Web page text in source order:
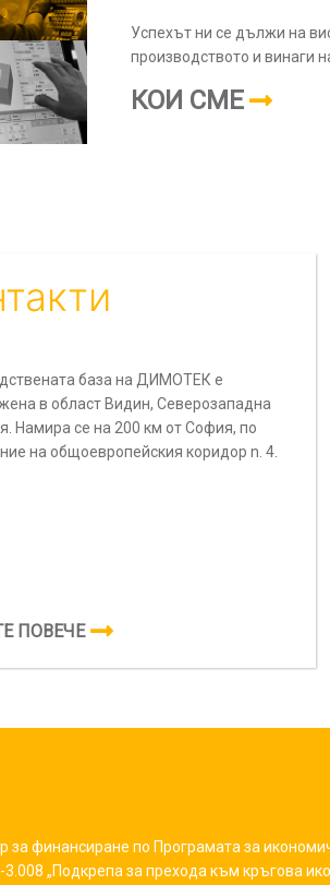
Успехът ни се дължи на
производството и винаги
КОИ СМЕ
база на ДИМОТЕК е
в област Видин, Северозападна
Намира се на 200 км от София, по
на общоевропейския коридор n. 4.
ПОВЕЧЕ
за финансиране по Програмата за
„Подкрепа за прехода към кръгова